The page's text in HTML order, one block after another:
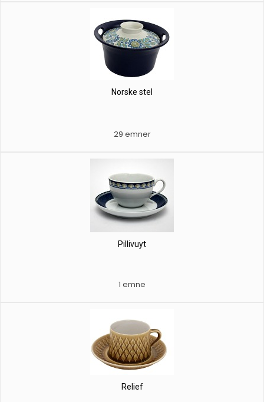
Norske stel
29 emner
Pillivuyt
1 emne
Relief